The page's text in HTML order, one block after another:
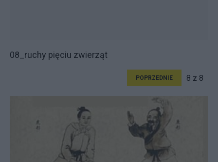
08_ruchy pięciu zwierząt
POPRZEDNIE 8 z 8